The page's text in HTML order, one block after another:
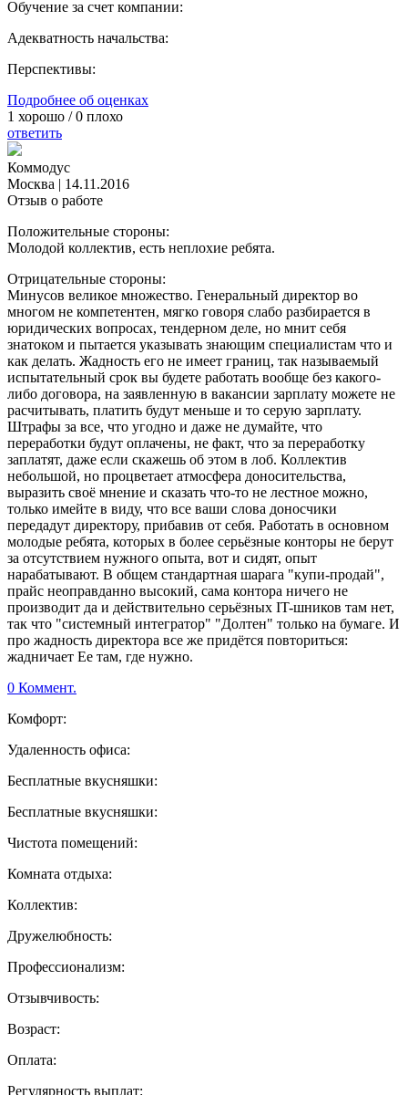
Обучение за счет компании:
Адекватность начальства:
Перспективы:
Подробнее об оценках
1 хорошо /0 плохо
ответить
Коммодус
Москва | 14.11.2016
Отзыв о работе
Положительные стороны:
Молодой коллектив, есть неплохие ребята.
Отрицательные стороны:
Минусов великое множество. Генеральный директор во
многом не компетентен, мягко говоря слабо разбирается в
юридических вопросах, тендерном деле, но мнит себя
знатоком и пытается указывать знающим специалистам что и
как делать. Жадность его не имеет границ, так называемый
испытательный срок вы будете работать вообще без какого-
либо договора, на заявленную в вакансии зарплату можете не
расчитывать, платить будут меньше и то серую зарплату.
Штрафы за все, что угодно и даже не думайте, что
переработки будут оплачены, не факт, что за переработку
заплатят, даже если скажешь об этом в лоб. Коллектив
небольшой, но процветает атмосфера доносительства,
выразить своё мнение и сказать что-то не лестное можно,
только имейте в виду, что все ваши слова доносчики
передадут директору, прибавив от себя. Работать в основном
молодые ребята, которых в более серьёзные конторы не берут
за отсутствием нужного опыта, вот и сидят, опыт
нарабатывают. В общем стандартная шарага "купи-продай",
прайс неоправданно высокий, сама контора ничего не
производит да и действительно серьёзных IT-шников там нет,
так что "системный интегратор" "Долтен" только на бумаге. И
про жадность директора все же придётся повториться:
жадничает Ее там, где нужно.
0 Коммент.
Комфорт:
Удаленность офиса:
Бесплатные вкусняшки:
Бесплатные вкусняшки:
Чистота помещений:
Комната отдыха:
Коллектив:
Дружелюбность:
Профессионализм:
Отзывчивость:
Возраст:
Оплата:
Регулярность выплат: